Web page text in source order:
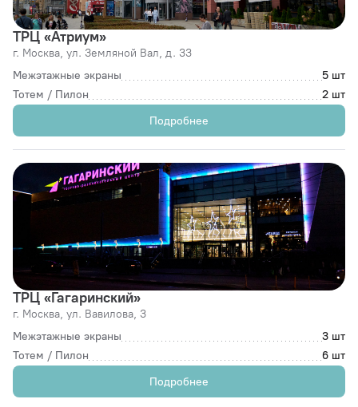
ТРЦ «Атриум»
г. Москва, ул. Земляной Вал, д. 33
Межэтажные экраны
5 шт
Тотем / Пилон
2 шт
Подробнее
ТРЦ «Гагаринский»
г. Москва, ул. Вавилова, 3
Межэтажные экраны
3 шт
Тотем / Пилон
6 шт
Подробнее